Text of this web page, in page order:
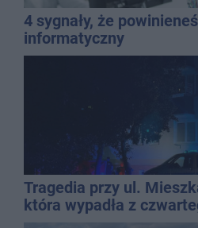
4 sygnały, że
informatyczny
Tragedia przy ul.
która wypadła z